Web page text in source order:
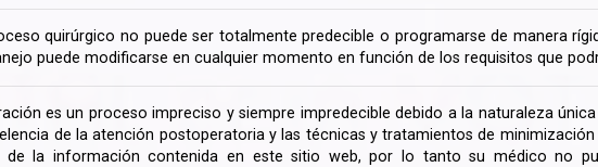
quirúrgico no puede ser totalmente predecible o programarse de manera
puede modificarse en cualquier momento en función de los requisitos que
es un proceso impreciso y siempre impredecible debido a la naturaleza
de la atención postoperatoria y las técnicas y tratamientos de
de la información contenida en este sitio web, por lo tanto su médico no